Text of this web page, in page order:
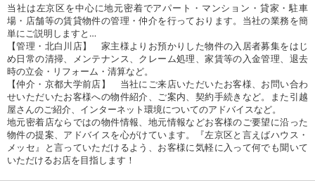
当社は左京区を中心に地元密着でアパート・マンション・貸家・駐車
場・店舗等の賃貸物件の管理・仲介を行っております。当社の業務を簡
単にご説明しますと…
【管理・北白川店】 家主様よりお預かりした物件の入居者募集をはじ
め日常の清掃、メンテナンス、クレーム処理、家賃等の入金管理、退去
時の立会・リフォーム・清算など。
【仲介・京都大学前店】 当社にご来店いただいたお客様、お問い合わ
せいただいたお客様への物件紹介、ご案内、契約手続きなど。また引越
屋さんのご紹介、インターネット環境についてのアドバイスなど。
地元密着店ならではの物件情報、地元情報などお客様のご要望に沿った
物件の提案、アドバイスを心がけています。『左京区と言えばハウス・
メッセ』と言っていただけるよう、お客様に気軽に入って何でも聞いて
いただけるお店を目指します！